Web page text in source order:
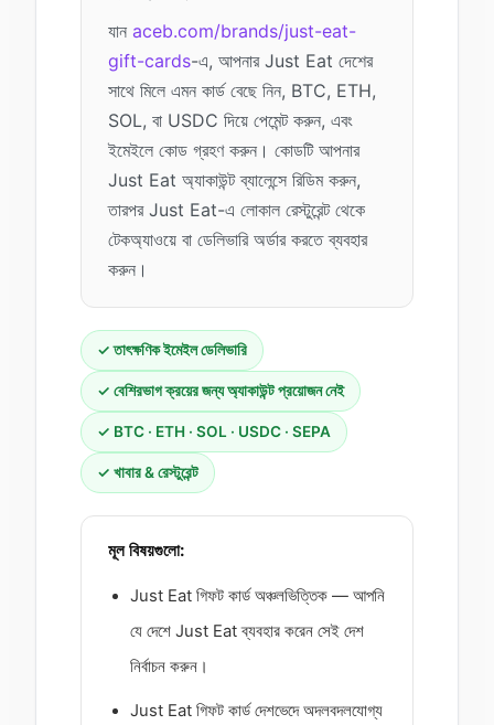
যান aceb.com/brands/just-eat-
gift-cards-এ, আপনার Just Eat দেশের
সাথে মিলে এমন কার্ড বেছে নিন, BTC, ETH,
SOL, বা USDC দিয়ে পেমেন্ট করুন, এবং
ইমেইলে কোড গ্রহণ করুন। কোডটি আপনার
Just Eat অ্যাকাউন্ট ব্যালেন্সে রিডিম করুন,
তারপর Just Eat-এ লোকাল রেস্টুরেন্ট থেকে
টেকঅ্যাওয়ে বা ডেলিভারি অর্ডার করতে ব্যবহার
করুন।
✓ তাৎক্ষণিক ইমেইল ডেলিভারি
✓ বেশিরভাগ ক্রয়ের জন্য অ্যাকাউন্ট প্রয়োজন নেই
✓ BTC · ETH · SOL · USDC · SEPA
✓ খাবার & রেস্টুরেন্ট
মূল বিষয়গুলো:
Just Eat গিফট কার্ড অঞ্চলভিত্তিক — আপনি
যে দেশে Just Eat ব্যবহার করেন সেই দেশ
নির্বাচন করুন।
Just Eat গিফট কার্ড দেশভেদে অদলবদলযোগ্য